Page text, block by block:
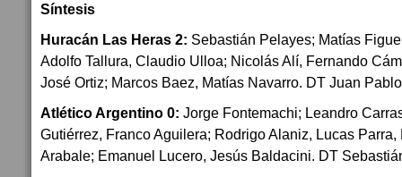
Síntesis
Huracán Las Heras 2: Sebastián Pelayes; Matías
Adolfo Tallura, Claudio Ulloa; Nicolás Alí, Fernando
José Ortiz; Marcos Baez, Matías Navarro. DT Juan
Atlético Argentino 0: Jorge Fontemachi; Leandro
Gutiérrez, Franco Aguilera; Rodrigo Alaniz, Lucas Parra,
Arabale; Emanuel Lucero, Jesús Baldacini. DT